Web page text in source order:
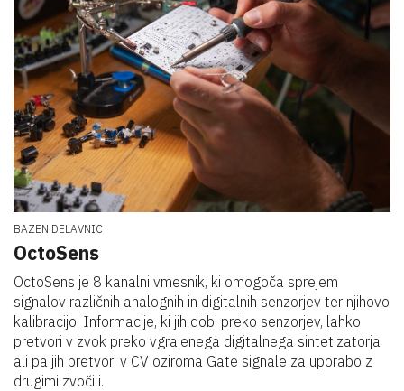
BAZEN DELAVNIC
OctoSens
OctoSens je 8 kanalni vmesnik, ki omogoča sprejem
signalov različnih analognih in digitalnih senzorjev ter njihovo
kalibracijo. Informacije, ki jih dobi preko senzorjev, lahko
pretvori v zvok preko vgrajenega digitalnega sintetizatorja
ali pa jih pretvori v CV oziroma Gate signale za uporabo z
drugimi zvočili.